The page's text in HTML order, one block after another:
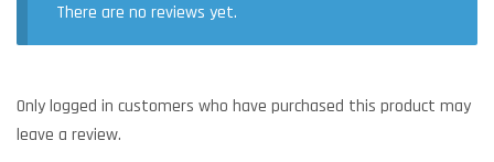
There are no reviews yet.
Only logged in customers who have purchased this product may
leave a review.